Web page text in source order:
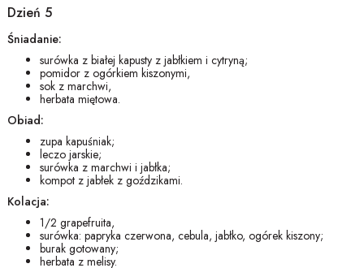
Dzień 5
Śniadanie:
surówka z białej kapusty z jabłkiem i cytryną;
pomidor z ogórkiem kiszonymi,
sok z marchwi,
herbata miętowa.
Obiad:
zupa kapuśniak;
leczo jarskie;
surówka z marchwi i jabłka;
kompot z jabłek z goździkami.
Kolacja:
1/2 grapefruita,
surówka: papryka czerwona, cebula, jabłko, ogórek kiszony;
burak gotowany;
herbata z melisy.